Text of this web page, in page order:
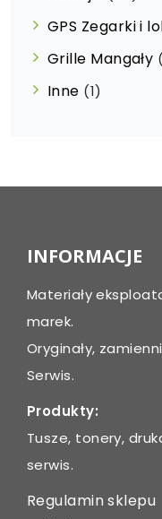
GPS Zegarki i
Grille Mangały
Inne (1)
INFORMACJE
Materiały
marek.
Oryginały,
Serwis.
Produkty:
Tusze, tonery,
serwis.
Regulamin sklepu